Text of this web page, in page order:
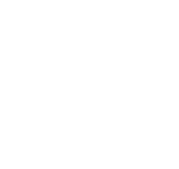
dalla